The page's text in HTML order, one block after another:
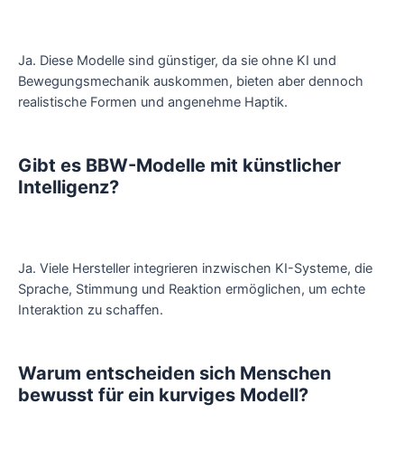
Ja. Diese Modelle sind günstiger, da sie ohne KI und
Bewegungsmechanik auskommen, bieten aber dennoch
realistische Formen und angenehme Haptik.
Gibt es BBW-Modelle mit künstlicher
Intelligenz?
Ja. Viele Hersteller integrieren inzwischen KI-Systeme, die
Sprache, Stimmung und Reaktion ermöglichen, um echte
Interaktion zu schaffen.
Warum entscheiden sich Menschen
bewusst für ein kurviges Modell?